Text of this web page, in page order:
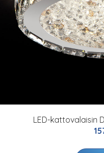
LED-kattovalaisin